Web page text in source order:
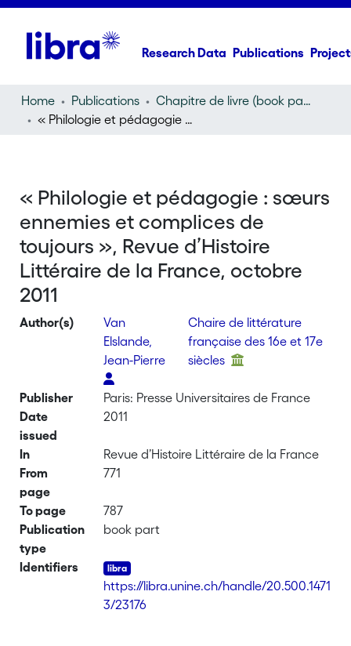
Research Data Publications
Home Publications
Chapitre de livre (book part)
« Philologie et pédagogie : sœurs ennemies et complices de toujours », Revue d’Histoire Littéraire de la France, octobre 2011
« Philologie et pédagogie : sœurs
ennemies et complices de
toujours », Revue d’Histoire
Littéraire de la France, octobre
2011
Author(s)
Van
Elslande,
Jean-Pierre
Chaire de littérature
française des 16e et 17e
siècles
Publisher
Paris: Presse Universitaires de France
Date
issued
2011
In
Revue d’Histoire Littéraire de la France
From
page
771
To page
787
Publication
type
book part
Identifiers
https://libra.unine.ch/handle/20.500.1471
3/23176